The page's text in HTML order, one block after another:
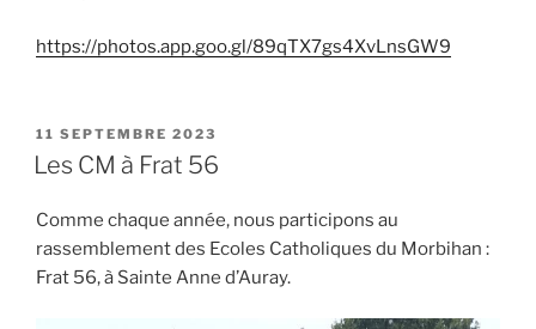
https://photos.app.goo.gl/89qTX7gs4XvLnsGW9
PUBLIÉ
LE
11 SEPTEMBRE 2023
Les CM à Frat 56
Comme chaque année, nous participons au
rassemblement des Ecoles Catholiques du Morbihan :
Frat 56, à Sainte Anne d’Auray.